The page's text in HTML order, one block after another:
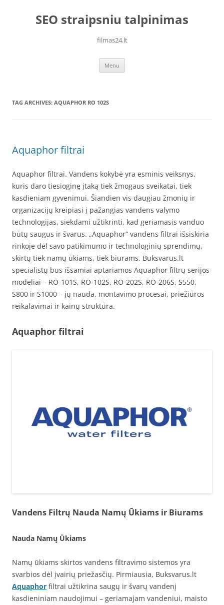
contentSEO straipsniu talpinimas
filmas24.lt
Menu
TAG ARCHIVES: AQUAPHOR RO 102S
Aquaphor filtrai
Aquaphor filtrai. Vandens kokybė yra esminis veiksnys,
kuris daro tiesioginę įtaką tiek žmogaus sveikatai, tiek
kasdieniam gyvenimui. Šiandien vis daugiau žmonių ir
organizacijų kreipiasi į pažangias vandens valymo
technologijas, siekdami užtikrinti, kad geriamasis vanduo
būtų saugus ir švarus. „Aquaphor“ vandens filtrai išsiskiria
rinkoje dėl savo patikimumo ir technologinių sprendimų,
skirtų tiek namų ūkiams, tiek biurams. Buksvarus.lt
specialistų bus išsamiai aptariamos Aquaphor filtrų serijos
modeliai – RO-101S, RO-102S, RO-202S, RO-206S, S550,
S800 ir S1000 – jų nauda, montavimo procesai, priežiūros
reikalavimai ir kainų struktūra.
Aquaphor filtrai
Vandens Filtrų Nauda Namų Ūkiams ir Biurams
Nauda Namų Ūkiams
Namų ūkiams skirtos vandens filtravimo sistemos yra
svarbios dėl įvairių priežasčių. Pirmiausia, Buksvarus.lt
Aquaphor filtrai užtikrina saugų ir švarų vandenį
kasdieniniam naudojimui – geriamajam vandeniui, maisto